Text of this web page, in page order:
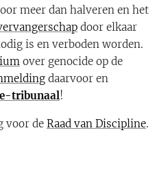
meer dan halveren en het
door elkaar
is en verboden worden.
over genocide op de
daarvoor en
tribunaal!
voor de Raad van Discipline.